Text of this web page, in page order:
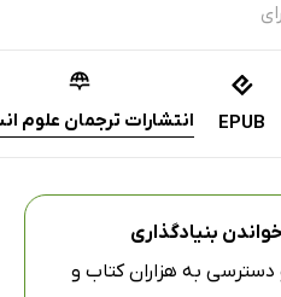
EPUB انتشارات ترجمان علوم
بنیادگذاری
دسترسی به هزاران کتاب و